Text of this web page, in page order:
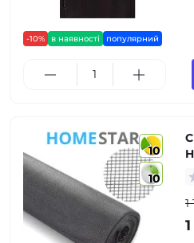
-10% в наявності популярний
10
10
1